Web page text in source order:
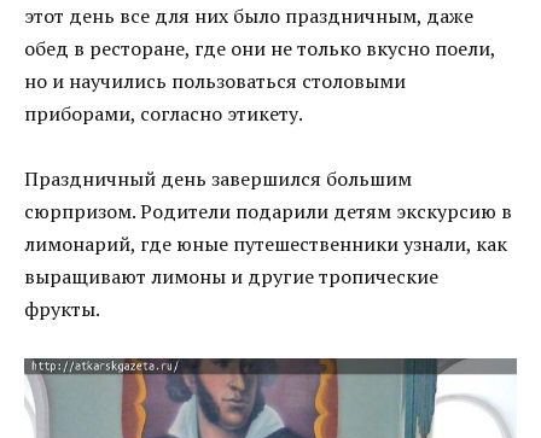
этот день все для них было праздничным, даже
обед в ресторане, где они не только вкусно поели,
но и научились пользоваться столовыми
приборами, согласно этикету.
Праздничный день завершился большим
сюрпризом. Родители подарили детям экскурсию в
лимонарий, где юные путешественники узнали, как
выращивают лимоны и другие тропические
фрукты.